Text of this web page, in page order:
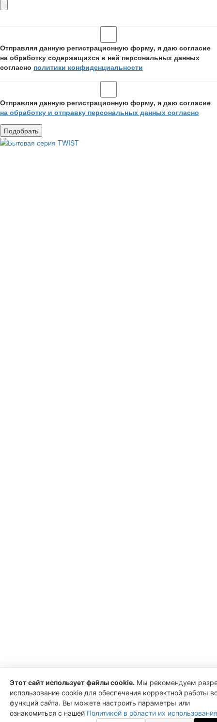
Отправляя данную регистрационную форму, я даю согласие
на обработку содержащихся в ней персональных данных
согласно политики конфиденциальности
Отправляя данную регистрационную форму, я даю согласие
на обработку и отправку персональных данных согласно
Этот сайт использует файлы cookie. Мы рекомендуем
использование cookie для обеспечения корректной работы
функций сайта. Вы можете настроить параметры или
ознакомиться с нашей Политикой в области их